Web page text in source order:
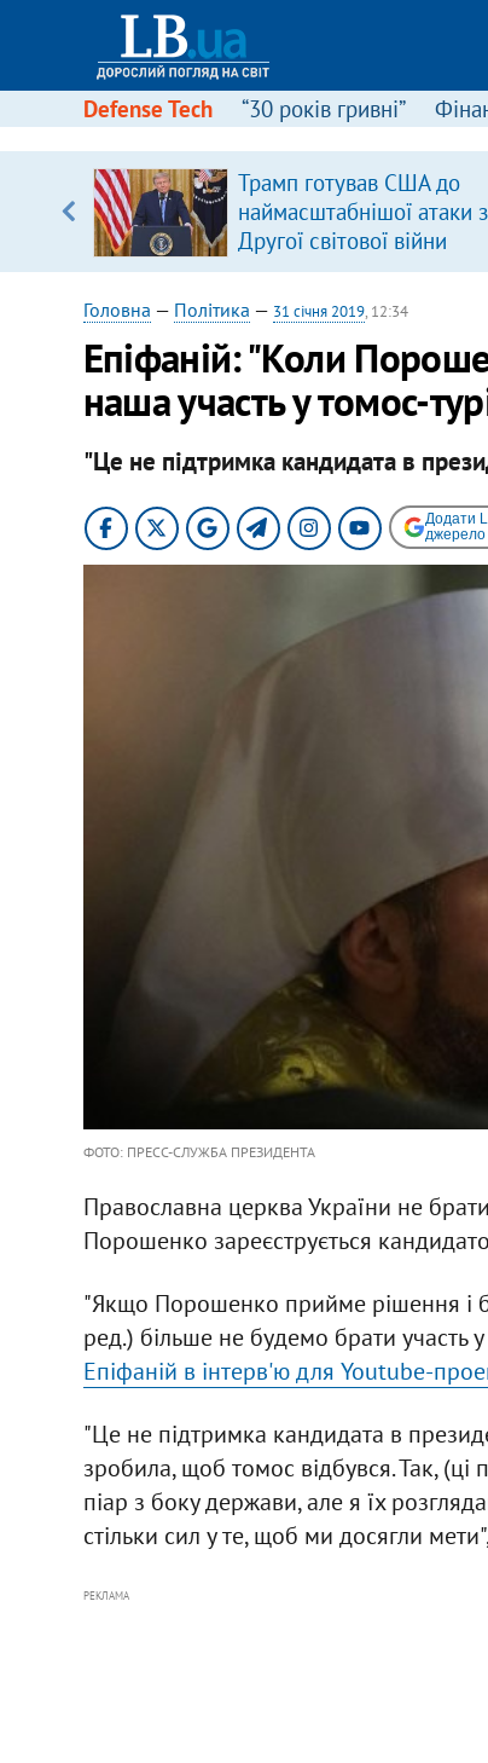
Defense Tech “30 років гривні”
Трамп готував США до
наймасштабнішої атаки
Другої світової війни
Головна — Політика — 31 січня 2019, 12:34
Епіфаній: "Коли
наша участь у томос-
"Це не підтримка кандидата в
Додати
джерело
ФОТО: ПРЕСС-СЛУЖБА ПРЕЗИДЕНТА
Православна церква України не
Порошенко зареєструється
"Якщо Порошенко прийме рішення і
ред.) більше не будемо брати участь
Епіфаній в інтерв'ю для Youtube-
"Це не підтримка кандидата в
зробила, щоб томос відбувся. Так,
піар з боку держави, але я їх
стільки сил у те, щоб ми досягли
РЕКЛАМА